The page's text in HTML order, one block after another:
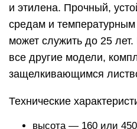
и этилена. Прочный,
средам и
может служить до 25
все другие модели,
защелкивающимся
Технические
высота — 160 или